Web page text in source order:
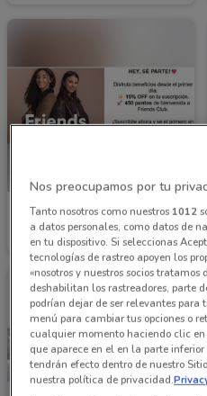
Todo moda
654 m
Nos preocupamos por tu
Tanto nosotros como nuestros 1012
a datos personales, como datos de
en tu dispositivo. Si seleccionas
tecnologías de rastreo apoyen los
«nosotros y nuestros socios tratamos
deshabilitan los rastreadores, parte
podrían dejar de ser relevantes para
menú para cambiar tus opciones o
cualquier momento haciendo clic en
que aparece en el en la parte
tendrán efecto dentro de nuestro
nuestra política de privacidad.